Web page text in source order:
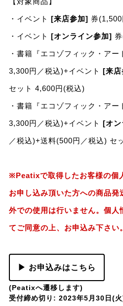
・イベント [来店参加] 券
・イベント [オンライン参加]
・書籍『エコゾフィック・アー
3,300円／税込)+イベント [来店
セット 4,600円(税込)
・書籍『エコゾフィック・アー
3,300円／税込)+イベント [オン
／税込)+送料(500円／税込) セ
※Peatixで取得したお客様の個
お申し込み頂いた方への商品発
外での使用は行いません。個人
てご同意の上、お申込み下さい。
▶ お申込みはこちら
(Peatixへ遷移します)
受付締め切り: 2023年5月30日(